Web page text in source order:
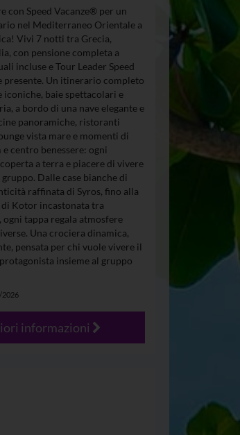
con Speed Vacanze® per un
nel Mediterraneo Orientale a
Vivi 7 notti tra Grecia,
con pensione completa a
incluse e Tour Leader Speed
presente. Un itinerario completo
iconiche, baie spettacolari e
a bordo di una nave elegante e
panoramiche, ristoranti
vista mare e momenti di
centro benessere: ogni
a terra e piacere di vivere
Dalle case bianche di
raffinata di Syros, fino alla
di Kotor incastonata tra
ogni tappa regala atmosfere
Una crociera dinamica,
pensata per chi vuole vivere il
insieme al gruppo
2026
informazioni